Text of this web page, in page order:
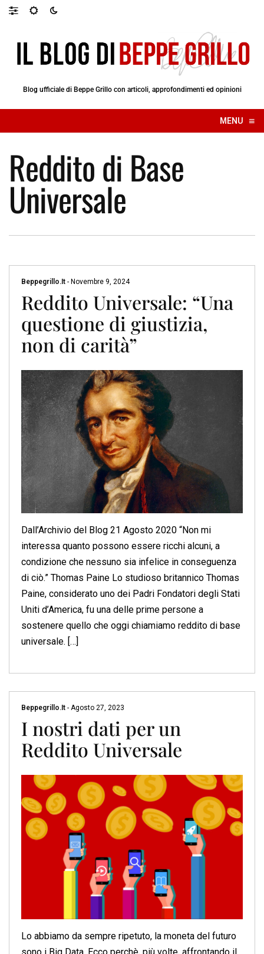
Blog ufficiale di Beppe Grillo con articoli, approfondimenti ed opinioni
MENU ≡
☰
Reddito di Base
Universale
Beppegrillo.it - Novembre 9, 2024
Reddito Universale: “Una
questione di giustizia,
non di carità”
Dall’Archivio del Blog 21 Agosto 2020 “Non mi
interessa quanto possono essere ricchi alcuni, a
condizione che nessuno sia infelice in conseguenza
di ciò.” Thomas Paine Lo studioso britannico Thomas
Paine, considerato uno dei Padri Fondatori degli Stati
Uniti d’America, fu una delle prime persone a
sostenere quello che oggi chiamiamo reddito di base
universale. […]
Beppegrillo.it - Agosto 27, 2023
I nostri dati per un
Reddito Universale
Lo abbiamo da sempre ripetuto, la moneta del futuro